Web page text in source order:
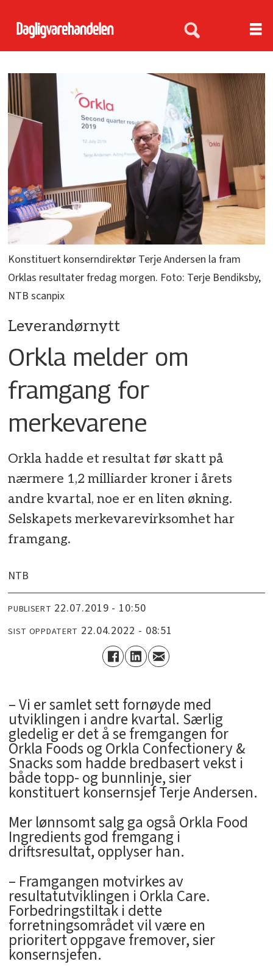
Konstituert konserndirektør Terje Andersen la fram
Orklas resultater fredag morgen. Foto: Terje Bendiksby,
NTB scanpix
Leverandørnytt
Orkla melder om
framgang for
merkevarene
Orkla hadde et resultat før skatt på
nærmere 1,2 milliarder kroner i årets
andre kvartal, noe er en liten økning.
Selskapets merkevarevirksomhet har
framgang.
NTB
PUBLISERT 22.07.2019 - 10:50
SIST OPPDATERT 22.04.2022 - 08:51
– Vi er samlet sett fornøyde med
utviklingen i andre kvartal. Særlig
gledelig er det å se fremgangen for
Orkla Foods og Orkla Confectionery &
Snacks som hadde bredbasert vekst i
både topp- og bunnlinje, sier
konstituert konsernsjef Terje Andersen.
Mer lønnsomt salg ga også Orkla Food
Ingredients god fremgang i
driftsresultat, opplyser han.
– Framgangen motvirkes av
resultatutviklingen i Orkla Care.
Forbedringstiltak i dette
forretningsområdet vil være en
prioritert oppgave fremover, sier
konsernsjefen.